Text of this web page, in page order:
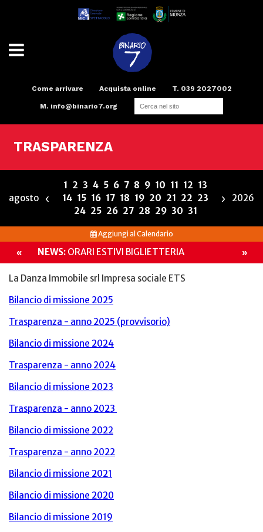
Come arrivare Acquista online T. 039 2027002
M. info@binario7.org
TRASPARENZA
agosto ‹
1 2 3 4 5 6 7 8 9 10 11 12 13
14 15 16 17 18 19 20 21 22 23
24 25 26 27 28 29 30 31
› 2026
Aggiungi al Calendario
« NEWS: ORARI ESTIVI BIGLIETTERIA »
La Danza Immobile srl Impresa sociale ETS
Bilancio di missione 2025
Trasparenza - anno 2025 (provvisorio)
Bilancio di missione 2024
Trasparenza - anno 2024
Bilancio di missione 2023
Trasparenza - anno 2023
Bilancio di missione 2022
Trasparenza - anno 2022
Bilancio di missione 2021
Bilancio di missione 2020
Bilancio di missione 2019